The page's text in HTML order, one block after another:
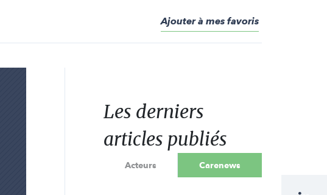
Ajouter à mes favoris
Les derniers
articles publiés
Acteurs Carenews